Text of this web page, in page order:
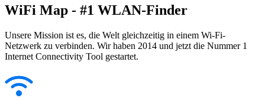
WiFi Map - #1 WLAN-Finder
Unsere Mission ist es, die Welt gleichzeitig in einem Wi-Fi-
Netzwerk zu verbinden. Wir haben 2014 und jetzt die Nummer 1
Internet Connectivity Tool gestartet.